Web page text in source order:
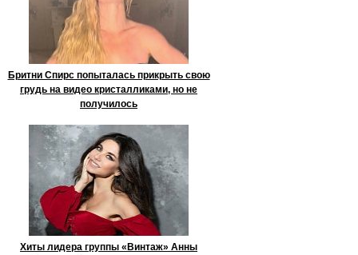
Бритни Спирс попыталась прикрыть свою
грудь на видео кристалликами, но не
получилось
Хиты лидера группы «Винтаж» Анны